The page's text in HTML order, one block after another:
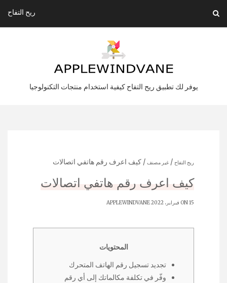
content
ريح التفاح
يوفر لك تطبيق ريح التفاح كيفية استخدام منتجات التكنولوجيا
ريح التفاح / غير مصنف / كيف اعرف رقم هاتفي اتصالات
كيف اعرف رقم هاتفي اتصالات
ON 15 فبراير، 2022 APPLEWINDVANE
المحتويات
تجديد تسجيل رقم الهاتف المتحرك
وفّر في تكلفة مكالماتك إلى أي رقم